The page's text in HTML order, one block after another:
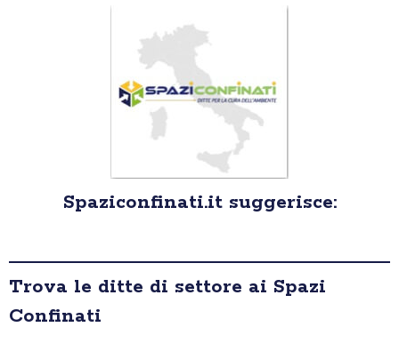
Spaziconfinati.it suggerisce:
Trova le ditte di settore ai Spazi
Confinati